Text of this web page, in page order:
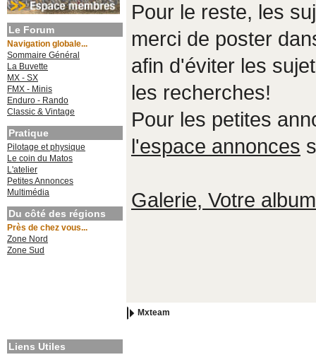
Le Forum
Navigation globale...
Sommaire Général
La Buvette
MX - SX
FMX - Minis
Enduro - Rando
Classic & Vintage
Pratique
Pilotage et physique
Le coin du Matos
L'atelier
Petites Annonces
Multimédia
Du côté des régions
Près de chez vous...
Zone Nord
Zone Sud
Liens Utiles
Pour le reste, les
merci de poster
afin d'éviter les
les recherches!
Pour les petites
l'espace annonces
Galerie, Votre
Mxteam